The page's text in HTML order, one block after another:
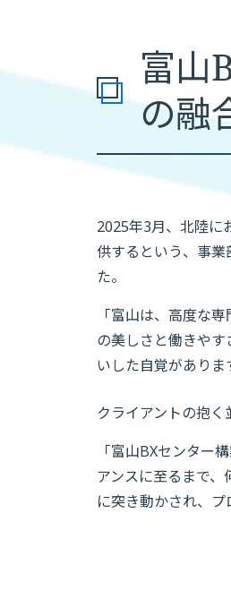
富山
の融
2025年3月、北陸に
供するという、事
た。
「富山は、高度な
の美しさと働きや
いした自覚がありま
クライアントの抱く
「富山BXセンター
アンスに至るまで
に突き動かされ、プ